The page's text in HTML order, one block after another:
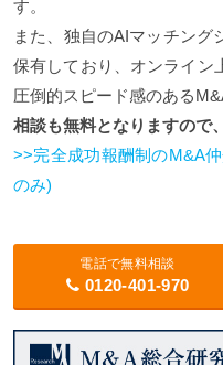
す。
また、独自のAIマッチング
保有しており、オンライン
圧倒的スピード感のある
相談も無料となりますので
>>完全成功報酬制のM&A
のみ)
電話で無料相談
0120-401-970